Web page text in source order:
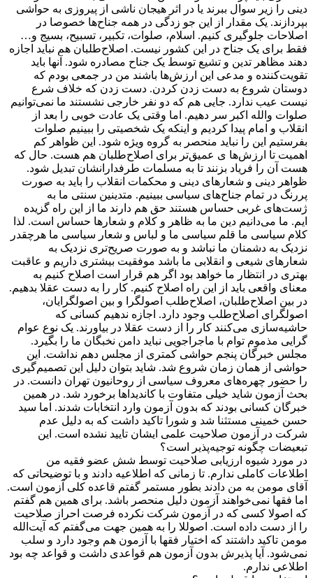
دینی را زیر سوال ببرند یا در اثر هیجان ناشی از پیروزی به حواشی
بپردازند. یک مقدار از این جو زدگی در همه جناح‌ها خصوصا در
اصلاحات جلوگیری کنیم. اسلام، صلوات، تکبیر، تسبیح، بسیج و…
فقط برای یک جناح در این کشور نیست. اصلاح‌طلبان هم نباید اجازه
دهند مظاهر تدین و تشیع توسط یک جناح مصادره شود. آنها باید
تقویت‌کننده و مدعی این ارزش‌ها باشند من در جمعی بودم که
دوستان شروع به دست زدن کردن. دست زدن که خلاف شرع
نیست عیب ندارد. جایی هم که دو نفر خارجی نشستند ما نمی‌توانیم
صلوات و‌الله اکبر سر دهیم. اما وقتی یک عادت خوبی را بعد از
انقلاب و امام پیدا کردیم و اینکه یک شخصیتی را ببینیم صلوات
بفرستیم این را نباید منحصر به گروه ویژه شود. این ظواهر کم
اهمیت تا ارزش‌ها ی عمیق‌تر برای اصلاح‌طلبان هم هست. حال که
هست آن را فریاد بزنند تا به مسلمات طرفدارانشان تبدیل شود.
ظواهر دینی و شعارهای دینی و محکمات انقلاب را باید به صورت
پررنگ در تمام جناح‌های سیاسی ببینیم. متدینین سنتی ما به
ژست‌های غربی حساس هستند حق هم دارند ما از این راه گزیده
‌ایم. ما می‌دانیم دین ما به ظاهر و کلام و شعارها حساس است. لذا
کلام سیاسی ما قلم سیاسی ما و لباس و شعار سیاسی ما هرچقدر
نزدیک به دشمنان ما نباشد و به صورت صریح‌تری نزدیک به
شعارهای شیعی و انقلابی ما باشد موفقیت بیشتری داریم و عاقبت
بهتری در انتظار ما خواهد بود اگر هم قرار است اصلاح کنیم به
معنای واقعی باید از این راه اصلاح کنیم. کار را به دست عقلا بدهیم.
در بین اصلاح‌طلبان، اصلاح‌طلب اصولگرا و بین اصولگرایان،
اصولگرای اصلاح‌طلب وجود دارد. اجازه ندهیم کسانی که
حاشیه‌سازی می‌کنند کار را از دست عقلا در بیاورند. یک نوع عوام
گرایی مذموم توام با ماجراجویی نباید دامن نخبگان ما را بگیرد.
مجلس خبرگان پنجم حواشی کمتری از مجلس دهم نداشت. این
حواشی از همان زمان شروع شد. شاید بتوان دلیل این تصمیم‌گیری
را حضور چهره‌های معروف سیاسی از روحانیون تهران دانست. در
بحث آزمون شاید خیلی متفاوت با کاندیداها برخورد شد. در همین
خبرگان کسانی بودند که بدون آزمون وارد انتخابات شدند. اما سید
حسن خمینی مستثنا شد و شورا تاکید داشت که به دلیل عدم
شرکت در آزمون صلاحیت علمی ایشان تایید نشده است. این
تبعیضات چگونه توجیه‌پذیر است؟
در مورد شیوه ارزیابی صلاحیت توسط شش عضو فقیه من
اطلاعات کاملی ندارم. تا زمانی که اطلاعیه دادند و با توضیحاتی که
آقای مومن به من دادند بطور مستمر گفتم قاعده کلی آزمون است.
اما فقها نمی‌خواهند آزمون دلیل منحصر باشد. برای همین هم گفتم
که اصولا کسی که در آزمون شرکت نکرده فرصت احراز صلاحیت
را از دست داده است. اصوللا را به همین جهت می‌گفتم که آیت‌الله
مومن تاکید داشتند که اختیار فقها با آزمون هم وجود دارد و سلب
نمی‌شود. آیا پذیرش بدون آزمون هم قواعدی داشت و قواعد چه بود
اطلاعی ندارم.